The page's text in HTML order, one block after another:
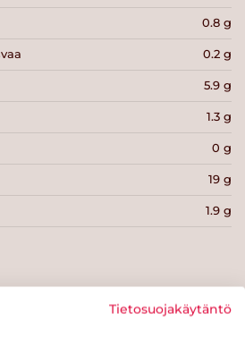
0.8 g
0.2 g
5.9 g
1.3 g
0 g
19 g
1.9 g
Tietosuojakäytäntö